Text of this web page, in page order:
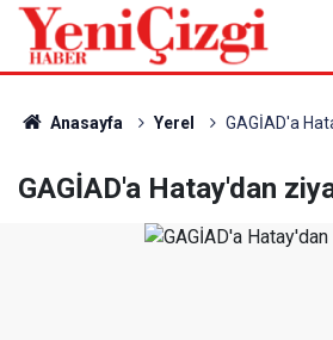
Anasayfa Yerel GAGİAD'a
GAGİAD'a Hatay'dan